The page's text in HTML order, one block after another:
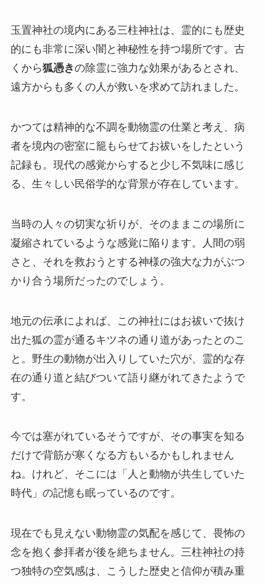
玉置神社の境内にある三柱神社は、霊的にも歴史
的にも非常に深い闇と神秘性を持つ場所です。古
くから狐憑きの除霊に強力な効果があるとされ、
遠方からも多くの人が救いを求めて訪れました。
かつては精神的な不調を動物霊の仕業と考え、病
者を境内の密室に籠もらせてお祓いをしたという
記録も。現代の感覚からすると少し不気味に感じ
る、生々しい民俗学的な背景が存在しています。
当時の人々の切実な祈りが、そのままこの場所に
凝縮されているような感覚に陥ります。人間の弱
さと、それを救おうとする神様の強大な力がぶつ
かり合う場所だったのでしょう。
地元の伝承によれば、この神社にはお祓いで抜け
出た狐の霊が通るキツネの通り道があったとのこ
と。野生の動物が出入りしていた穴が、霊的な存
在の通り道と結びついて語り継がれてきたようで
す。
今では塞がれているそうですが、その事実を知る
だけで背筋が寒くなる方もいるかもしれません
ね。けれど、そこには「人と動物が共生していた
時代」の記憶も眠っているのです。
現在でも見えない動物霊の気配を感じて、畏怖の
念を抱く参拝者が後を絶ちません。三柱神社の持
つ独特の空気感は、こうした歴史と信仰が積み重